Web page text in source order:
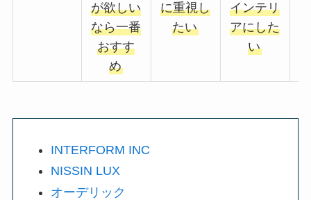
が欲しい
なら一番
おすす
め
に重視し
たい
インテリ
アにした
い
INTERFORM INC
NISSIN LUX
オーデリック